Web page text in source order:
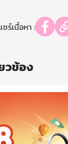
ชร์เนื้อหา :
วข้อง